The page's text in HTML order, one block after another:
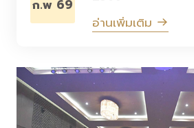
ก.พ 69
อ่านเพิ่มเติม